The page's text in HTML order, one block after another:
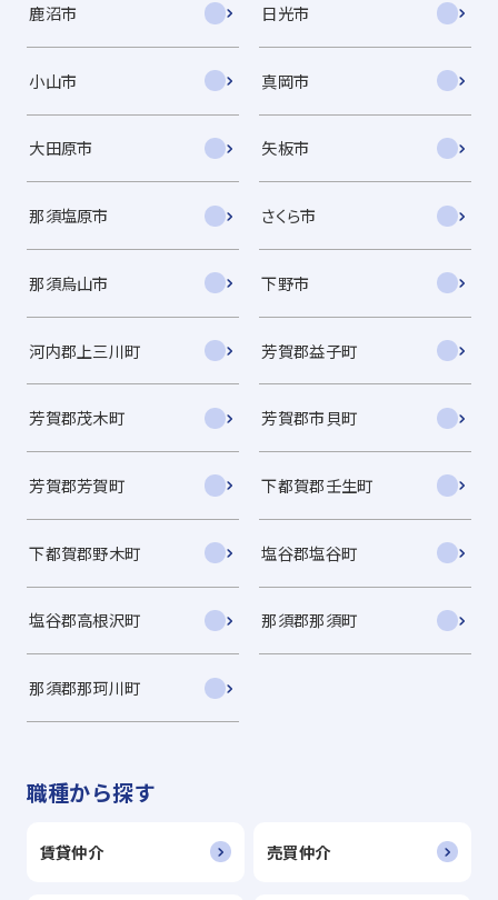
鹿沼市 日光市
小山市 真岡市
大田原市 矢板市
那須塩原市 さくら市
那須烏山市 下野市
河内郡上三川町 芳賀郡益子町
芳賀郡茂木町 芳賀郡市貝町
芳賀郡芳賀町 下都賀郡壬生町
下都賀郡野木町 塩谷郡塩谷町
塩谷郡高根沢町 那須郡那須町
那須郡那珂川町
職種から探す
賃貸仲介 売買仲介